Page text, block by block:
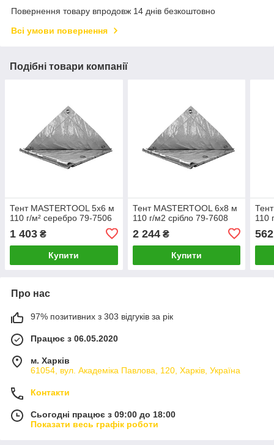
Повернення товару впродовж 14 днів безкоштовно
Всі умови повернення
Подібні товари компанії
Тент MASTERTOOL 5х6 м
110 г/м² серебро 79-7506
1 403 ₴
Купити
Тент MASTERTOOL 6х8 м
110 г/м2 срібло 79-7608
2 244₴
Купити
110
562
Про нас
97% позитивних з 303 відгуків за рік
Працює з 06.05.2020
м. Харків
61054, вул. Академіка Павлова, 120, Харків, Україна
Контакти
Сьогодні працює з 09:00 до 18:00
Показати весь графік роботи